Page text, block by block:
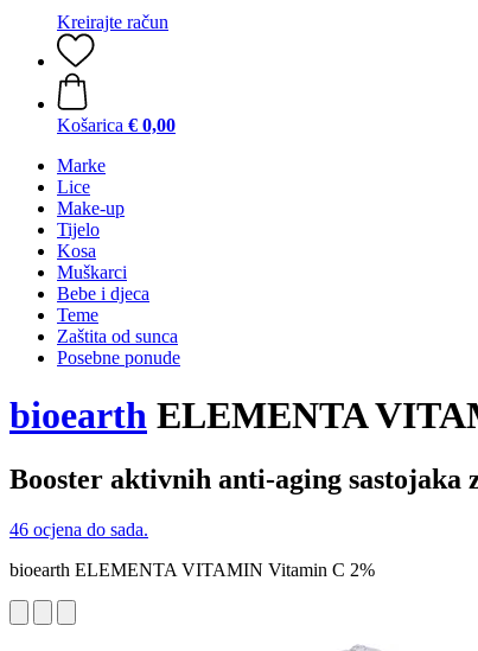
Kreirajte račun
Košarica € 0,00
Marke
Lice
Make-up
Tijelo
Kosa
Muškarci
Bebe i djeca
Teme
Zaštita od sunca
Posebne ponude
bioearth ELEMENTA
Booster aktivnih anti-aging sastojaka
46 ocjena do sada.
bioearth ELEMENTA VITAMIN Vitamin C 2%